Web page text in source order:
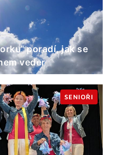
poradí, jak se
veder
SENIOŘI